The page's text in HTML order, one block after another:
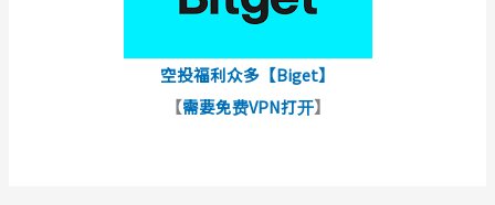
空投福利众多【Biget】
【需要免费VPN打开】